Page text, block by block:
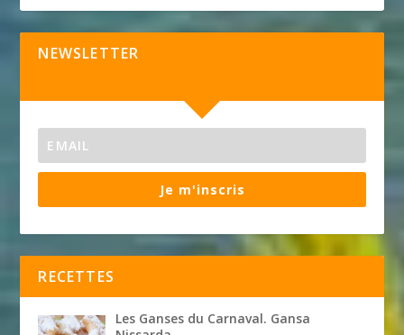
NEWSLETTER
Je m'inscris
RECETTES
Les Ganses du Carnaval. Gansa